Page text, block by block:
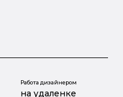
Работа дизайнером
на удаленке